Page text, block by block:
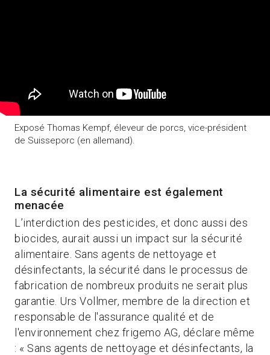
Exposé Thomas Kempf, éleveur de porcs, vice-président
de Suisseporc (en allemand).
La sécurité alimentaire est également
menacée
L’interdiction des pesticides, et donc aussi des
biocides, aurait aussi un impact sur la sécurité
alimentaire. Sans agents de nettoyage et
désinfectants, la sécurité dans le processus de
fabrication de nombreux produits ne serait plus
garantie. Urs Vollmer, membre de la direction et
responsable de l'assurance qualité et de
l'environnement chez frigemo AG, déclare même
: « Sans agents de nettoyage et désinfectants, la